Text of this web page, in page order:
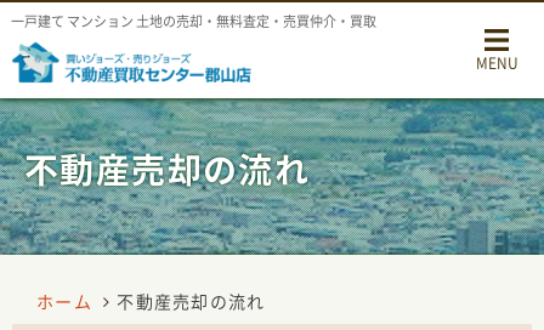
一戸建て マンション 土地の売却・無料査定・売買仲介・買取
MENU
不動産売却の流れ
ホーム 不動産売却の流れ